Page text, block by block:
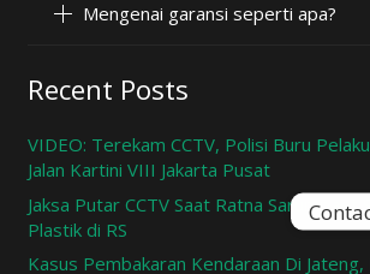
Mengenai garansi seperti apa?
Recent Posts
VIDEO: Terekam CCTV, Polisi Buru
Jalan Kartini VIII Jakarta Pusat
Jaksa Putar CCTV Saat Ratna Sarumpaet
Plastik di RS
Kasus Pembakaran Kendaraan Di